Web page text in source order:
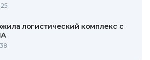
логистический комплекс с